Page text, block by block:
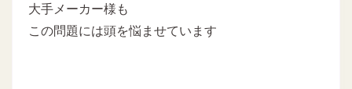
大手メーカー様も
この問題には頭を悩ませています